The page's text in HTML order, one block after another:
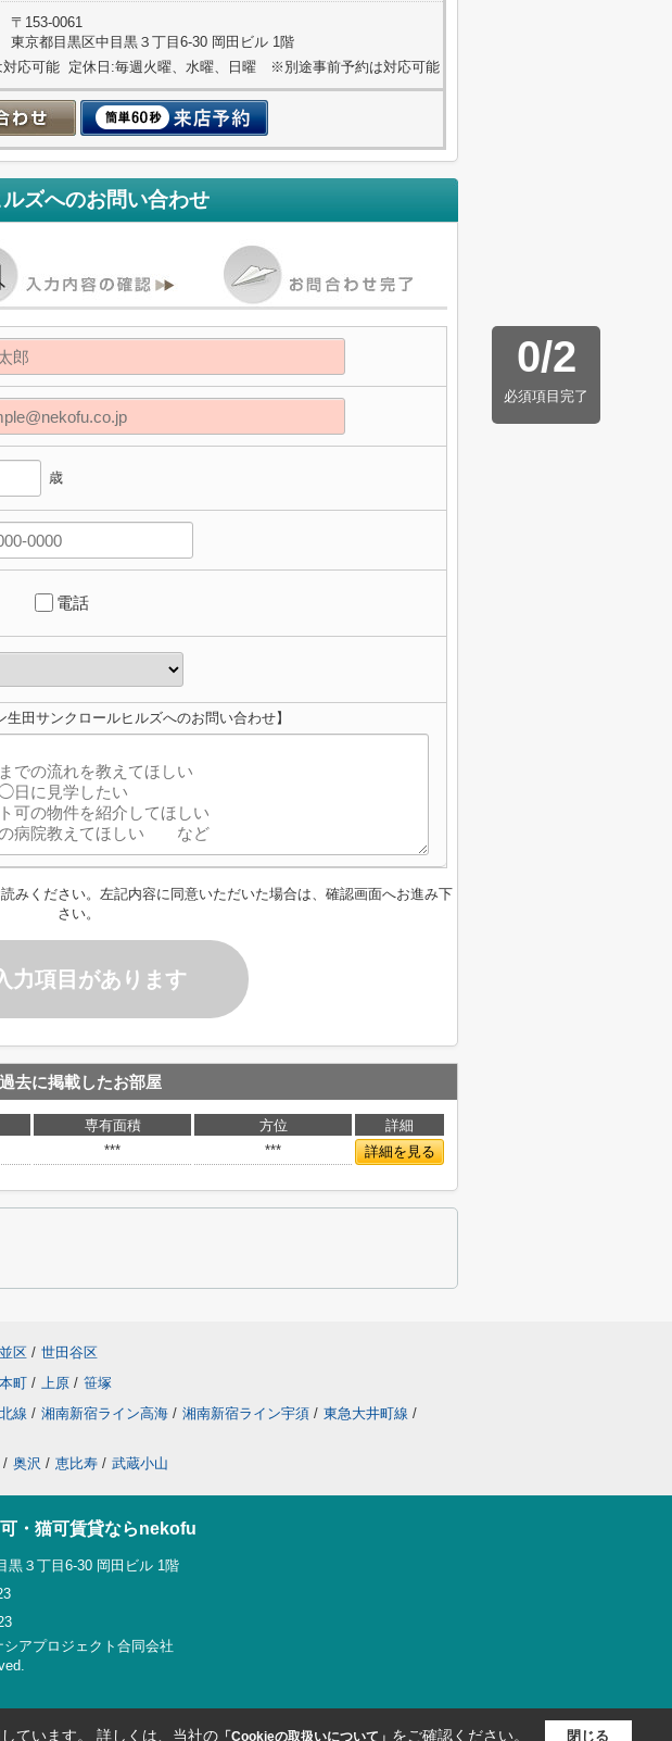
〒153-0061
東京都目黒区中目黒３丁目6-30 岡田ビル 1階
応可能 定休日:毎週火曜、水曜、日曜 ※別途事前予約は対応可能
ズへのお問い合わせ
0/2
必須項目完了
歳
電話
生田サンクロールヒルズへのお問い合わせ】
みください。左記内容に同意いただいた場合は、確認画面へお進み下
さい。
力項目があります
去に掲載したお部屋
専有面積 方位
詳細
*** *** 詳細を見る
区 / 世田谷区
町 / 上原 / 笹塚
線 / 湘南新宿ライン高海 / 湘南新宿ライン宇須 / 東急大井町線 /
/ 奥沢 / 恵比寿 / 武蔵小山
・猫可賃貸ならnekofu
黒３丁目6-30 岡田ビル 1階
アプロジェクト合同会社
ています。 詳しくは、当社の「Cookieの取扱いについて」 をご確認ください。 閉じる